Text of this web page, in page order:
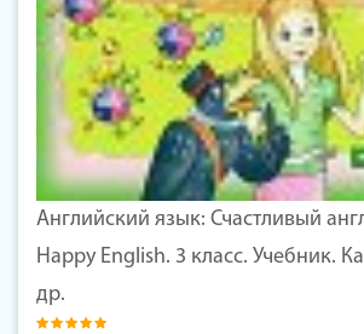
Английский язык: Счастливый
Happy English. 3 класс. Учебник.
др.